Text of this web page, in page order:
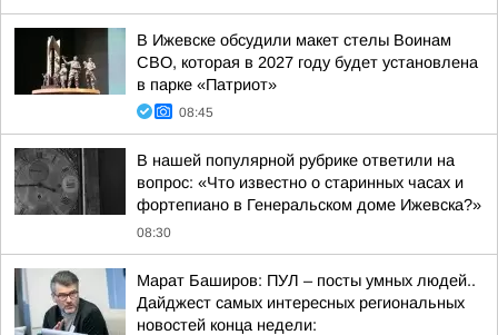
В Ижевске обсудили макет стелы Воинам
СВО, которая в 2027 году будет установлена
в парке «Патриот»
08:45
В нашей популярной рубрике ответили на
вопрос: «Что известно о старинных часах и
фортепиано в Генеральском доме Ижевска?»
08:30
Марат Баширов: ПУЛ – посты умных людей..
Дайджест самых интересных региональных
новостей конца недели: